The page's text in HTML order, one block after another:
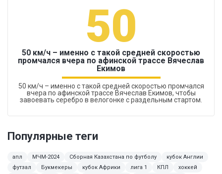
50
50 км/ч – именно с такой средней скоростью
промчался вчера по афинской трассе Вячеслав
Екимов
50 км/ч – именно с такой средней скоростью промчался
вчера по афинской трассе Вячеслав Екимов, чтобы
завоевать серебро в велогонке с раздельным стартом.
Популярные теги
апл МЧМ-2024 Сборная Казахстана по футболу
кубок Англии
футзал
Букмекеры кубок Африки лига 1 КПЛ
хоккей